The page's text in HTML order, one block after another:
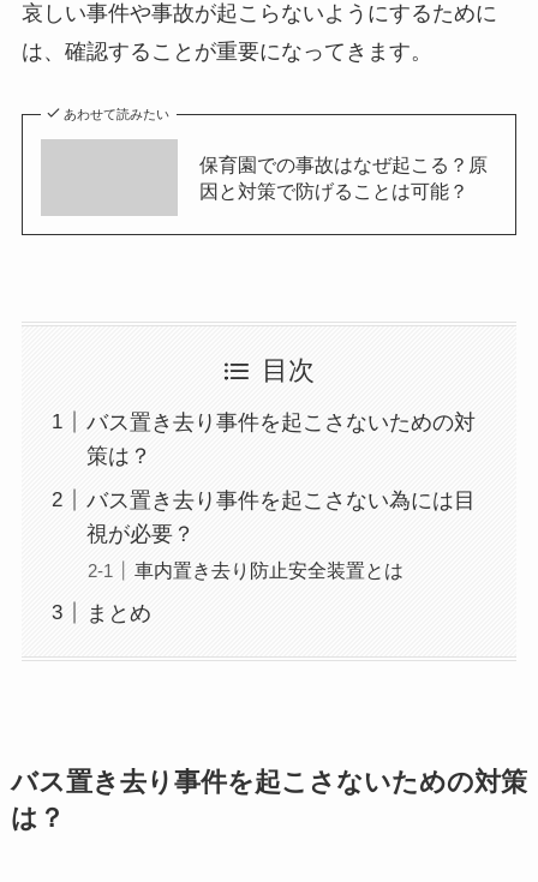
哀しい事件や事故が起こらないようにするために
は、確認することが重要になってきます。
あわせて読みたい
保育園での事故はなぜ起こる？原
因と対策で防げることは可能？
目次
バス置き去り事件を起こさないための対
策は？
バス置き去り事件を起こさない為には目
視が必要？
車内置き去り防止安全装置とは
まとめ
バス置き去り事件を起こさないための対策
は？